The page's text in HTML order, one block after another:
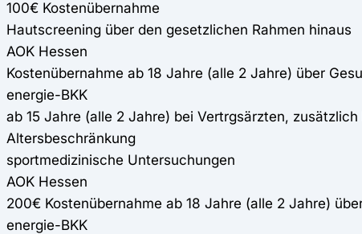
100€ Kostenübernahme
Hautscreening über den gesetzlichen Rahmen hinaus
AOK Hessen
Kostenübernahme ab 18 Jahre (alle 2 Jahre) über
energie-BKK
ab 15 Jahre (alle 2 Jahre) bei Vertrgsärzten,
Altersbeschränkung
sportmedizinische Untersuchungen
AOK Hessen
200€ Kostenübernahme ab 18 Jahre (alle 2 Jahre)
energie-BKK